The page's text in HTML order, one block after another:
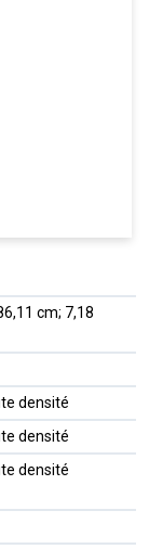
cm; 7,18
densité
densité
densité